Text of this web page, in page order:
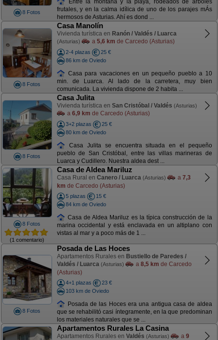
8 Fotos
frutales, y en la calma idílica de uno de los parajes mÁs
hermosos de Asturias. Ahí es dond ...
8 Fotos
Casa Manolín
Vivienda turística en Ranón / Valdés / Luarca
(Asturias) a 5,6 km de Carcedo (Asturias)
2-4 plazas
25 €
86 km de Oviedo
Casa para vacaciones en un pequeño pueblo a 10
min. de Luarca. Al lado de la carretera, muy bien
comunicada. La vivienda dispone de 2 habita ...
8 Fotos
Casa Julita
Vivienda turística en San Cristóbal / Valdés (Asturias)
a 6,9 km de Carcedo (Asturias)
3+2 plazas
25 €
80 km de Oviedo
Casa Julita se encuentra situada en el pequeño
pueblo de San Cristóbal, entre las villas marineras de
Luarca y Cudillero. Nuestra aldea dest ...
8 Fotos
(1 comentario)
Casa de Aldea Mariluz
Casa Rural en Canero / Luarca (Asturias) a 7,3
km de Carcedo (Asturias)
5 plazas
15 €
84 km de Oviedo
Casa de Aldea Mariluz es la típica construcción de la
marina occidental y está enclavada en un altiplano con
vistas al mar y a poco más de 1 ...
8 Fotos
Posada de Las Hoces
Apartamentos Rurales en Bustiello de Paredes /
Valdés / Luarca (Asturias) a 8,5 km de Carcedo
(Asturias)
4+1 plazas
23 €
103 km de Oviedo
Posada de las Hoces era una antigua casa de aldea
que se rehabilitó casi íntegramente, en la que predominan
los materiales naturales que se ...
Apartamentos Rurales La Casina
Apartamentos Rurales en Valdés (Asturias) a 9